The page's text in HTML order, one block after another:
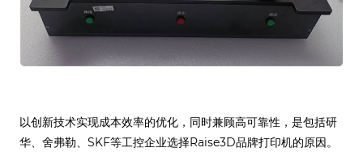
以创新技术实现成本效率的优化，同时兼顾高可靠性，是包括研
华、舍弗勒、SKF等工控企业选择Raise3D品牌打印机的原因。